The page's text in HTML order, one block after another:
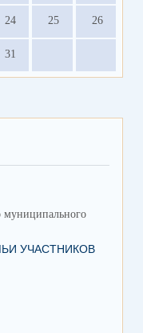
24 25 26
31
муниципального
УЧАСТНИКОВ